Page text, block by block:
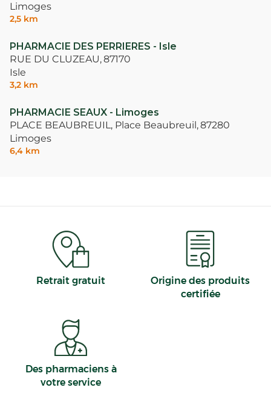
Limoges
2,5 km
PHARMACIE DES PERRIERES - Isle
RUE DU CLUZEAU,87170
Isle
3,2 km
PHARMACIE SEAUX - Limoges
PLACE BEAUBREUIL, Place Beaubreuil,87280
Limoges
6,4 km
Retrait gratuit
Origine des produits
certifiée
Des pharmaciens à
votre service